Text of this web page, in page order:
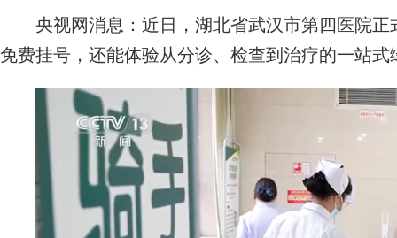
央视网消息：近日，湖北省武汉市第四医院正
免费挂号，还能体验从分诊、检查到治疗的一站